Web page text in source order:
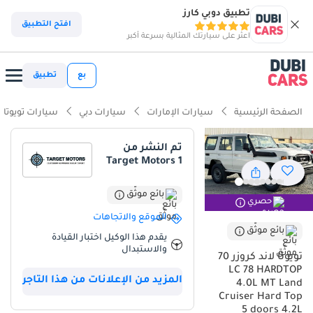
تطبيق دوبي كارز
اعثر على سيارتك المثالية بسرعة أكبر
افتح التطبيق
بع تطبيق
الصفحة الرئيسية سيارات الإمارات سيارات دبي سيارات تويوتا
حصري
بائع موثّق
تويوتا لاند كروزر 70
LC 78 HARDTOP
4.0L MT Land
Cruiser Hard Top
تم النشر من
Target Motors 1
بائع موثّق
الموقع والاتجاهات
يقدم هذا الوكيل اختبار القيادة
والاستبدال
المزيد من الإعلانات من هذا التاجر
ذكاء دوبي كارز
ذكاء دوبيكارز
قدرات دفع رباعي حقيقية
أدنى معدل استهلاك للقيمة في فئتها
أكبر خزان وقود في فئتها
ملخص
الأمثل لمن يبحث عن سيارة تجمع بين الصلابة المطلقة والاعتمادية التي لا
تضاهى في ظروف الخليج الصعبة. تأتي هذه النسخة بمحرك ديزل سعة
4.2 لتر وناقل حركة يدوي، مما يجعلها المفضلة لدى عشاق القيادة في